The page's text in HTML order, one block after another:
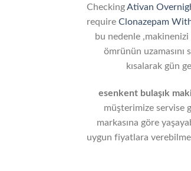
CheckingAtivan
require Clonazepam
bu nedenle
ömrünün
kısalarak gün
esenkent bulaşık
müşterimize servise
markasına göre
uygun fiyatlara